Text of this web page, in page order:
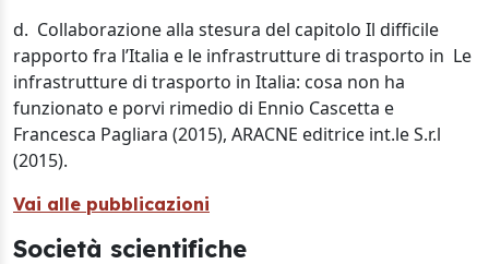
d. Collaborazione alla stesura del capitolo Il difficile
rapporto fra l’Italia e le infrastrutture di trasporto in Le
infrastrutture di trasporto in Italia: cosa non ha
funzionato e porvi rimedio di Ennio Cascetta e
Francesca Pagliara (2015), ARACNE editrice int.le S.r.l
(2015).
Vai alle pubblicazioni
Società scientifiche